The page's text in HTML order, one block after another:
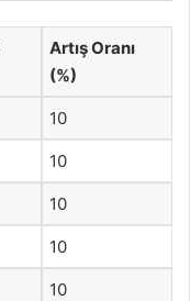
Artış Oranı
(%)
10
10
10
10
10